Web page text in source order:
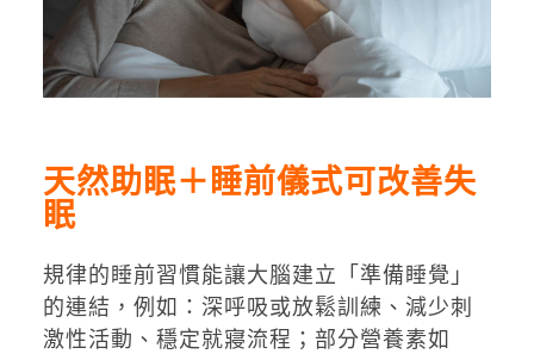
天然助眠＋睡前儀式可改善失
眠
規律的睡前習慣能讓大腦建立「準備睡覺」
的連結，例如：深呼吸或放鬆訓練、減少刺
激性活動、穩定就寢流程；部分營養素如